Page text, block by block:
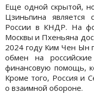
Еще одной скрытой,
Цзиньпина является
России в КНДР. На
Москвы и Пхеньяна
2024 году Ким Чен Ын
обмен на
финансовую помощь,
Кроме того, Россия и
о взаимной обороне.